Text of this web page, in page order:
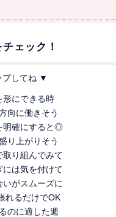
ェック！
プしてね ▼
形にできる時
向に働きそう
明確にすると◎
り上がりそう
取り組んでみて
には気を付けて
いがスムーズに
れるだけでOK
のに適した週